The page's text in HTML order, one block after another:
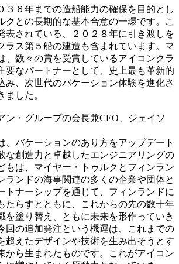
３６年までの造船能力の確保を目的とし
クとの長期的な基本合意の一環です。こ
表されている、２０２８年に引き渡しを
ラス第５船の建造も含まれています。マ
、数々の賞を受賞しているアイコンクラ
要なパートナーとして、史上最も革新的
み、次世代のバケーション体験を進化さ
ました。
ン・グループの会長兼CEO、ジェイソ
、バケーションのあり方をアップデート
な創造力と卓越したエンジニアリングの
もは、マイヤー・トゥルクとフィンラン
ランドの海事関連の多くの企業や団体と
トナーシップを通じて、フィンランドに
たらすとともに、これからの先の数十年
を塗り替え、ともに未来を形作っていき
回の追加発注という機運は、これまでの
超えたデザインや技術を生み出そうとす
から生まれたものです。これがアイコン